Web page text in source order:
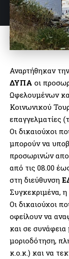
Αναρτήθηκαν
ΔΥΠΑ οι
Ωφελουμένων
Κοινωνικού
επαγγελματίες
Οι δικαιούχοι
μπορούν να
προσωρινών
από τις 08.00
στη διεύθυνση
Συγκεκριμένα, η
Οι δικαιούχοι
οφείλουν να
και σε
μοριοδότηση,
κ.ο.κ.) και να